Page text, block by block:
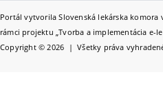
Portál vytvorila Slovenská lekárska
rámci projektu „Tvorba a implementácia e-
Copyright © 2026 | Všetky práva